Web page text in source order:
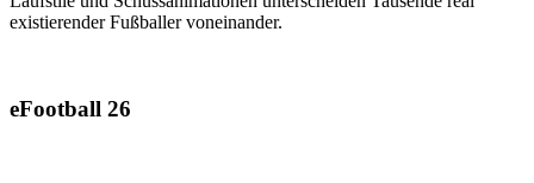
existierender Fußballer voneinander.
eFootball 26